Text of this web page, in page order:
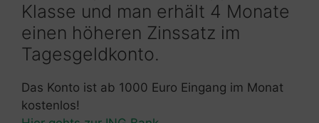
Klasse und man erhält 4 Monate
einen höheren Zinssatz im
Tagesgeldkonto.
Das Konto ist ab 1000 Euro Eingang im Monat
kostenlos!